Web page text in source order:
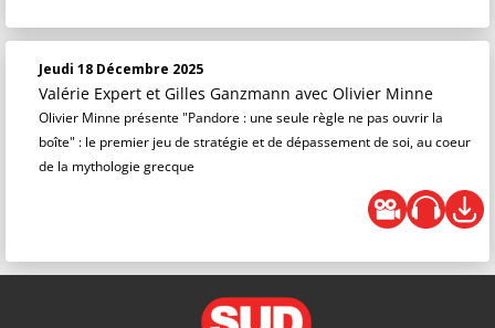
Jeudi 18 Décembre 2025
Valérie Expert et Gilles Ganzmann avec Olivier Minne
Olivier Minne présente "Pandore : une seule règle ne pas ouvrir la
boîte" : le premier jeu de stratégie et de dépassement de soi, au coeur
de la mythologie grecque